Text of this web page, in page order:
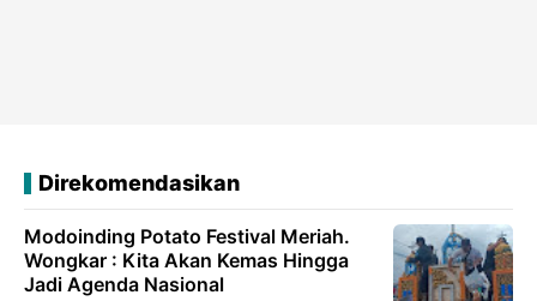
Direkomendasikan
Modoinding Potato Festival Meriah.
Wongkar : Kita Akan Kemas Hingga
Jadi Agenda Nasional